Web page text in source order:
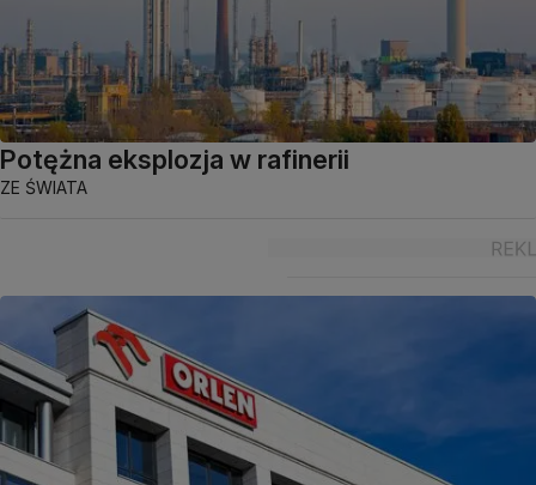
Potężna eksplozja w rafinerii
ZE ŚWIATA